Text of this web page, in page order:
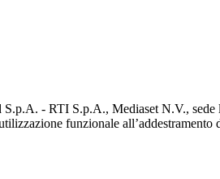
- RTI S.p.A., Mediaset N.V., sede
funzionale all’addestramento